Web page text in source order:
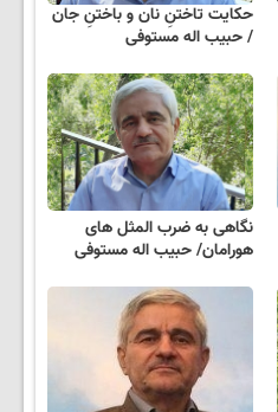
حکایت تاختنِ نان و باختنِ جان
/ حبیب اله مستوفی
نگاهی به ضرب المثل های
هورامان/ حبیب اله مستوفی